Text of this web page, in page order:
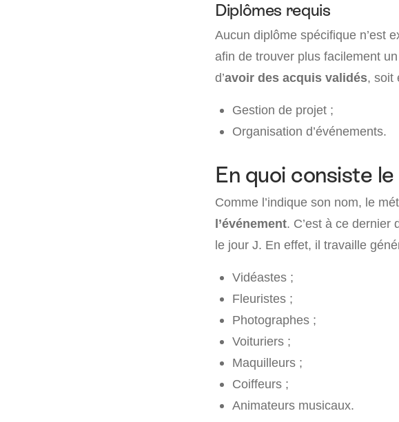
Diplômes requis
Aucun diplôme spécifique n’est
afin de trouver plus facilement
d’avoir des acquis validés, soit
Gestion de projet ;
Organisation d’événements.
En quoi consiste
Comme l’indique son nom, le
l’événement. C’est à ce dernier
le jour J. En effet, il travaille
Vidéastes ;
Fleuristes ;
Photographes ;
Voituriers ;
Maquilleurs ;
Coiffeurs ;
Animateurs musicaux.